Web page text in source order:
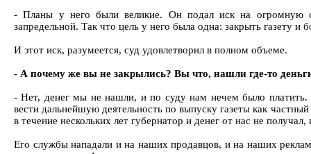
- Планы у него были великие. Он подал иск на огромную
запредельной. Так что цель у него была одна: закрыть газету
И этот иск, разумеется, суд удовлетворил в полном объеме.
- А почему же вы не закрылись? Вы что, нашли где-то
- Нет, денег мы не нашли, и по суду нам нечем было
вести дальнейшую деятельность по выпуску газеты как
в течение нескольких лет губернатор и денег от нас не
Его службы нападали и на наших продавцов, и на наших